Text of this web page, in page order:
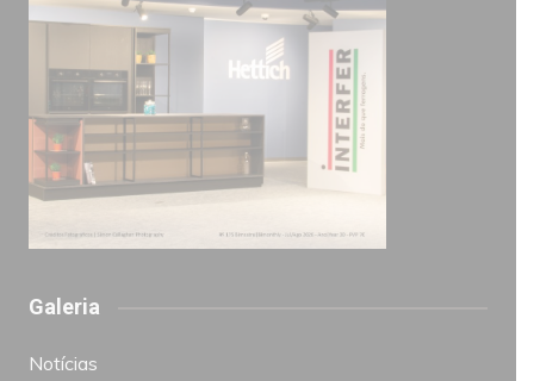
Galeria
Notícias